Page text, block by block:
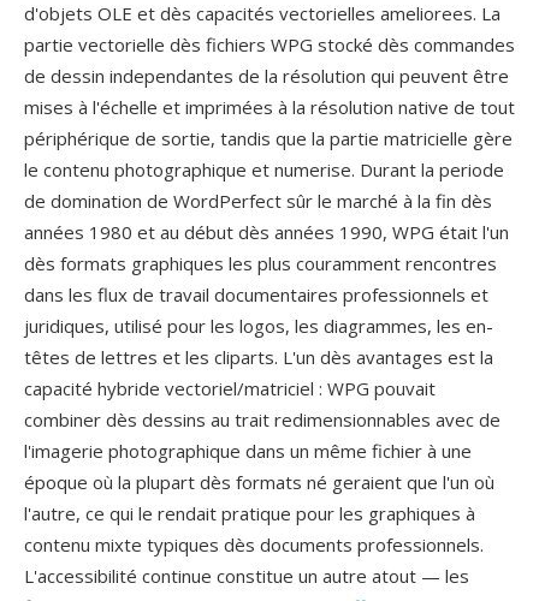
d'objets OLE et dès capacités vectorielles ameliorees. La
partie vectorielle dès fichiers WPG stocké dès commandes
de dessin independantes de la résolution qui peuvent être
mises à l'échelle et imprimées à la résolution native de tout
périphérique de sortie, tandis que la partie matricielle gère
le contenu photographique et numerise. Durant la periode
de domination de WordPerfect sûr le marché à la fin dès
années 1980 et au début dès années 1990, WPG était l'un
dès formats graphiques les plus couramment rencontres
dans les flux de travail documentaires professionnels et
juridiques, utilisé pour les logos, les diagrammes, les en-
têtes de lettres et les cliparts. L'un dès avantages est la
capacité hybride vectoriel/matriciel : WPG pouvait
combiner dès dessins au trait redimensionnables avec de
l'imagerie photographique dans un même fichier à une
époque où la plupart dès formats né geraient que l'un où
l'autre, ce qui le rendait pratique pour les graphiques à
contenu mixte typiques dès documents professionnels.
L'accessibilité continue constitue un autre atout — les